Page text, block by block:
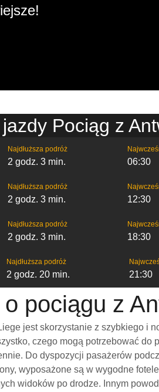
jazdy Pociąg z
Najdłuższa podróż
2 godz. 3 min. 06:30
Najdłuższa podróż
2 godz. 3 min. 12:30
Najdłuższa podróż
2 godz. 3 min. 18:30
Najdłuższa podróż
2 godz. 20 min. 21:30
pociągu z
jest skorzystanie z szybkiego
czego mogą potrzebować
Do dyspozycji pasażerów
wyposażone są w wygodne
widoków po drodze. Innym